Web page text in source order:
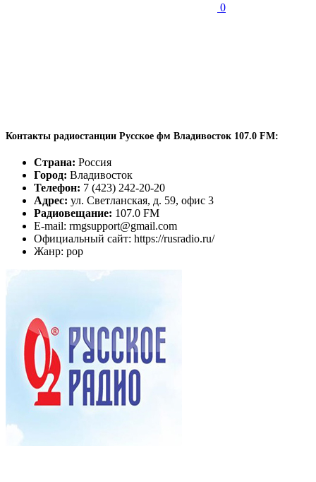
0
Контакты радиостанции Русское фм Владивосток 107.0 FM:
Страна: Россия
Город: Владивосток
Телефон: 7 (423) 242-20-20
Адрес: ул. Светланская, д. 59, офис 3
Радиовещание: 107.0 FM
E-mail: rmgsupport@gmail.com
Официальный сайт: https://rusradio.ru/
Жанр: pop